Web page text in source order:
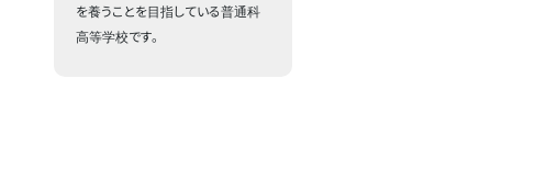
を養うことを目指している普通科
高等学校です。